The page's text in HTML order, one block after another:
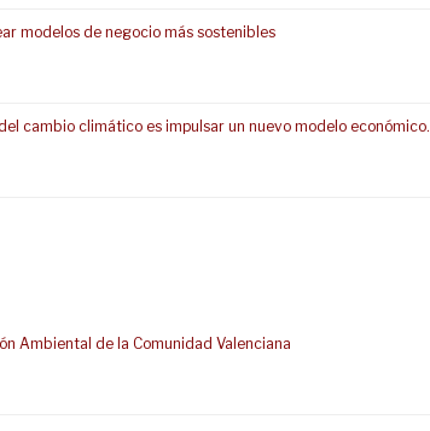
modelos de negocio más sostenibles
cambio climático es impulsar un nuevo modelo económico.
Ambiental de la Comunidad Valenciana